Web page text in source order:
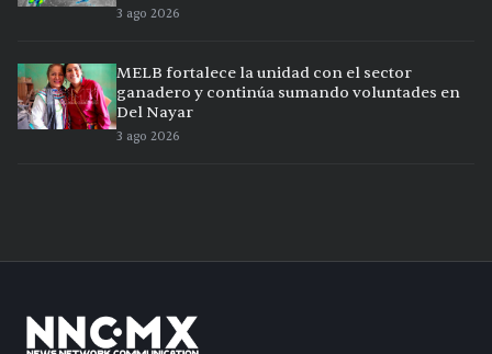
3 ago 2026
MELB fortalece la unidad con el sector
ganadero y continúa sumando voluntades en
Del Nayar
3 ago 2026